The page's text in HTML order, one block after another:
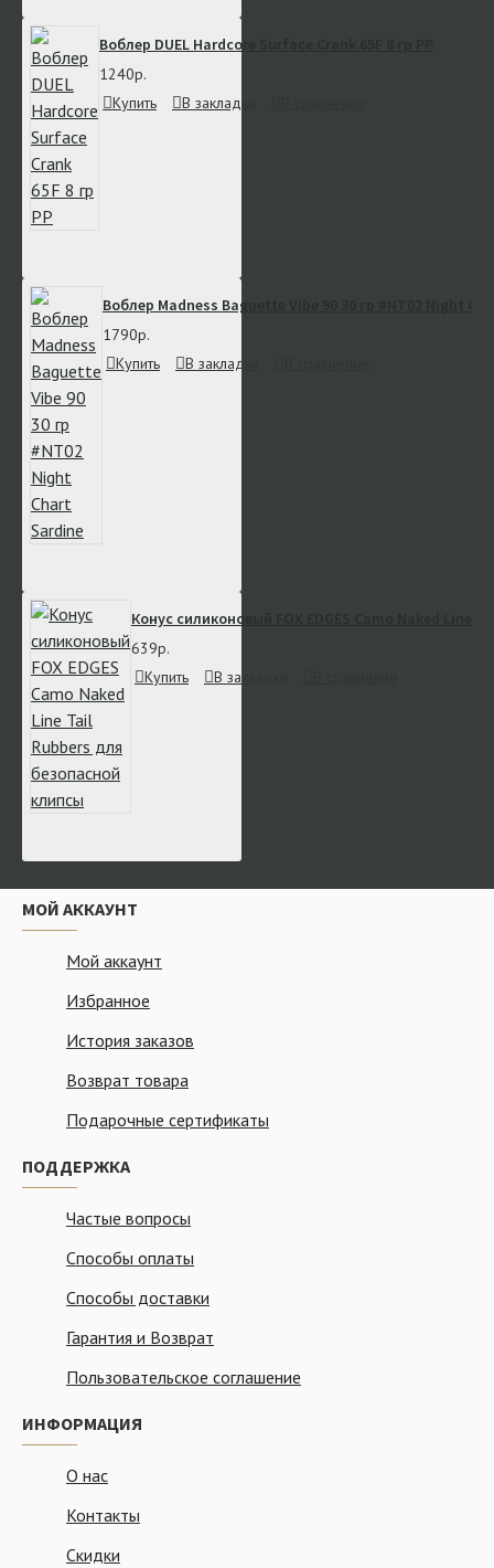
Воблер DUEL Hardcore Surface Crank 65F 8 гр PP
1240р.
Купить
В закладки
Воблер Madness Baguette Vibe 90 30 гр #NT02 Night
1790р.
Купить
В закладки
Конус силиконовый FOX EDGES Camo Naked Line
639р.
Купить
В закладки
МОЙ АККАУНТ
Мой аккаунт
Избранное
История заказов
Возврат товара
Подарочные сертификаты
ПОДДЕРЖКА
Частые вопросы
Способы оплаты
Способы доставки
Гарантия и Возврат
Пользовательское соглашение
ИНФОРМАЦИЯ
О нас
Контакты
Скидки